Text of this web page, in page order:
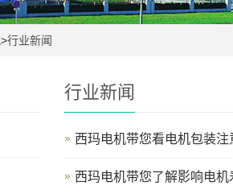
>行业新闻
行业新闻
西玛电机带您看电机包装注
西玛电机带您了解影响电机